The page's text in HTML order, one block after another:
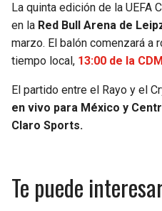
La quinta edición de la UEFA
en la Red Bull Arena de
marzo. El balón comenzará a
tiempo local, 13:00 de la
El partido entre el Rayo y el
en vivo para México y
Claro Sports.
Te puede